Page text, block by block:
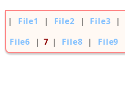
｜ File1 ｜ File2 ｜ File3 ｜
File6
｜ 7 ｜ File8 ｜ File9